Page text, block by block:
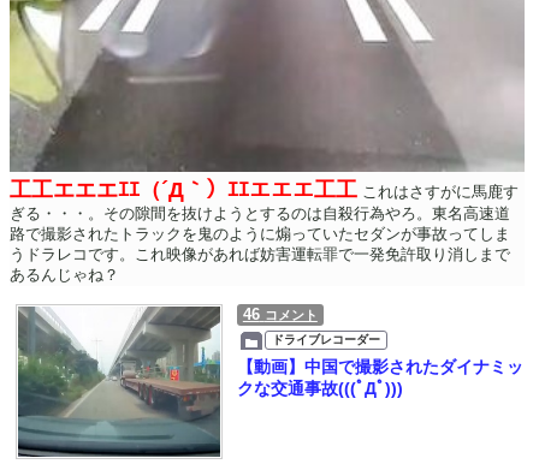
工工エエエｴｴ（´Д｀）ｴｴエエエ工工 これはさすがに馬鹿す
ぎる・・・。その隙間を抜けようとするのは自殺行為やろ。東名高速道
路で撮影されたトラックを鬼のように煽っていたセダンが事故ってしま
うドラレコです。これ映像があれば妨害運転罪で一発免許取り消しまで
あるんじゃね？
46 コメント
ドライブレコーダー
【動画】中国で撮影されたダイナミッ
クな交通事故(((ﾟДﾟ)))